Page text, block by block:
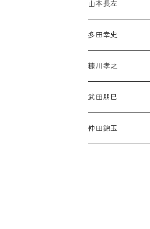
山本長左
多田幸史
糠川孝之
武田朋巳
仲田錦玉